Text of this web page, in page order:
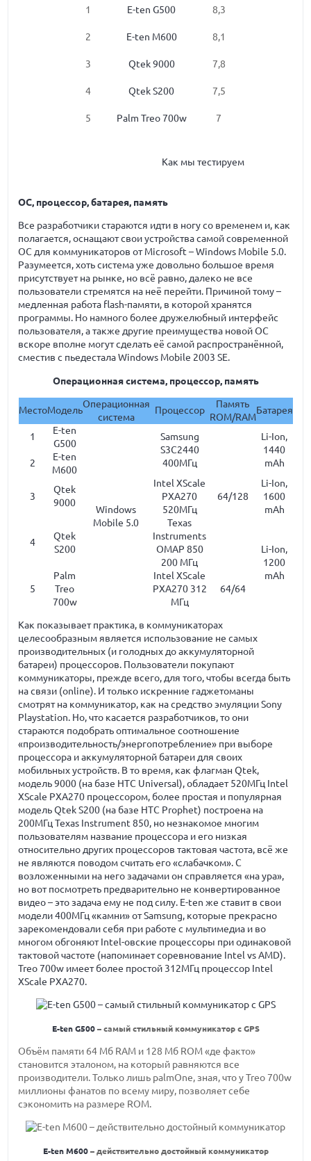
1 E-ten G500 8,3
2 E-ten M600 8,1
3 Qtek 9000 7,8
4 Qtek S200 7,5
5 Palm Treo 700w 7
Как мы тестируем
ОС, процессор, батарея, память
Все разработчики стараются идти в ногу со временем и, как
полагается, оснащают свои устройства самой современной
ОС для коммуникаторов от Microsoft – Windows Mobile 5.0.
Разумеется, хоть система уже довольно большое время
присутствует на рынке, но всё равно, далеко не все
пользователи стремятся на неё перейти. Причиной тому –
медленная работа flash-памяти, в которой хранятся
программы. Но намного более дружелюбный интерфейс
пользователя, а также другие преимущества новой ОС
вскоре вполне могут сделать её самой распространённой,
сместив с пьедестала Windows Mobile 2003 SE.
Операционная система, процессор, память
МестоМодель
Операционная
система
Процессор
Память
ROM/RAM
Батарея
1
E-ten
G500
Windows
Mobile 5.0
Samsung
S3C2440
400МГц
64/128
Li-Ion,
1440
mAh
2
E-ten
M600
3
Qtek
9000
Intel XScale
PXA270
520МГц
Li-Ion,
1600
mAh
4
Qtek
S200
Texas
Instruments
OMAP 850
200 МГц
Li-Ion,
1200
mAh
5
Palm
Treo
700w
Intel XScale
PXA270 312
МГц
64/64
Как показывает практика, в коммуникаторах
целесообразным является использование не самых
производительных (и голодных до аккумуляторной
батареи) процессоров. Пользователи покупают
коммуникаторы, прежде всего, для того, чтобы всегда быть
на связи (online). И только искренние гаджетоманы
смотрят на коммуникатор, как на средство эмуляции Sony
Playstation. Но, что касается разработчиков, то они
стараются подобрать оптимальное соотношение
«производительность/энергопотребление» при выборе
процессора и аккумуляторной батареи для своих
мобильных устройств. В то время, как флагман Qtek,
модель 9000 (на базе HTC Universal), обладает 520МГц Intel
XScale PXA270 процессором, более простая и популярная
модель Qtek S200 (на базе HTC Prophet) построена на
200МГц Texas Instrument 850, но незнакомое многим
пользователям название процессора и его низкая
относительно других процессоров тактовая частота, всё же
не являются поводом считать его «слабачком». С
возложенными на него задачами он справляется «на ура»,
но вот посмотреть предварительно не конвертированное
видео – это задача ему не под силу. E-ten же ставит в свои
модели 400МГц «камни» от Samsung, которые прекрасно
зарекомендовали себя при работе с мультимедиа и во
многом обгоняют Intel-овские процессоры при одинаковой
тактовой частоте (напоминает соревнование Intel vs AMD).
Treo 700w имеет более простой 312МГц процессор Intel
XScale PXA270.
E-ten G500– самый стильный коммуникатор с GPS
Объём памяти 64 Мб RAM и 128 Mб ROM «де факто»
становится эталоном, на который равняются все
производители. Только лишь palmOne, зная, что у Treo 700w
миллионы фанатов по всему миру, позволяет себе
сэкономить на размере ROM.
E-ten M600– действительно достойный коммуникатор